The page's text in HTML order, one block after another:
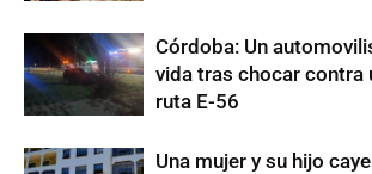
Córdoba: Un
vida tras chocar contra
ruta E-56
Una mujer y su hijo